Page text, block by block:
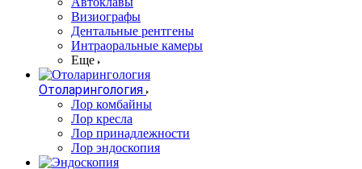
Визиографы
Дентальные рентгены
Интраоральные камеры
Еще
Отоларингология
Лор комбайны
Лор кресла
Лор принадлежности
Лор эндоскопия